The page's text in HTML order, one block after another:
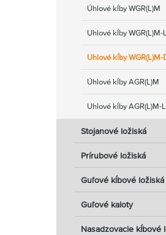
Úhlové kĺby WGR(L)M
Uhlové kĺby WGR(L)M-
Uhlové kĺby WGR(L)M-
Úhlové kĺby AGR(L)M
Uhlové kĺby AGR(L)M-
Stojanové ložiská
Prírubové ložiská
Guľové kĺbové ložiská
Guľové kaloty
Nasadzovacie kĺbové